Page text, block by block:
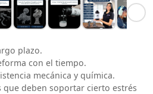
plazo.
con el tiempo.
mecánica y química.
que deben soportar cierto estrés